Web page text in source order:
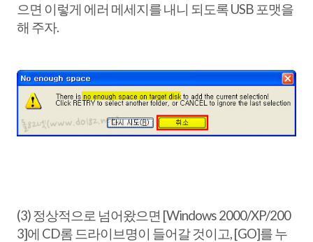
으면 이렇게 에러 메세지를 내니 되도록 USB 포맷을
해 주자.
(3) 정상적으로 넘어왔으면 [Windows 2000/XP/200
3]에 CD롬 드라이브명이 들어갈 것이고, [GO]를 누